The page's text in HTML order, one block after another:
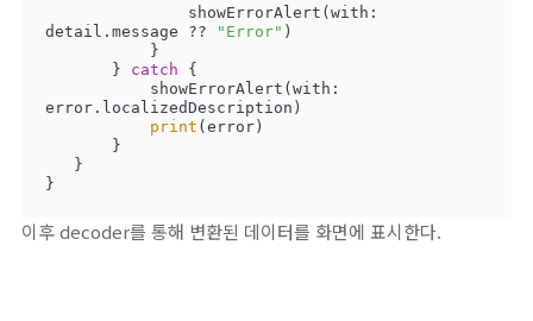
detail.message ?? "Error" )
       }
catch {
error.localizedDescription)
print (error)
}
이후 decoder를 통해 변환된 데이터를 화면에 표시한다.